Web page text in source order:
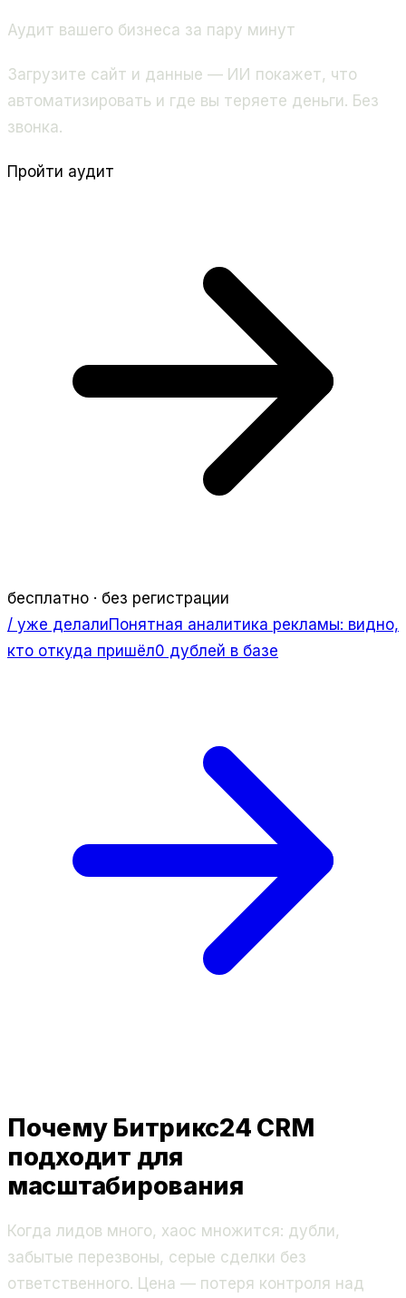
Аудит вашего бизнеса за пару минут
Загрузите сайт и данные — ИИ покажет, что
автоматизировать и где вы теряете деньги. Без
звонка.
Пройти аудит
бесплатно · без регистрации
/ уже делалиПонятная аналитика рекламы: видно,
кто откуда пришёл0 дублей в базе
Почему Битрикс24 CRM
подходит для
масштабирования
Когда лидов много, хаос множится: дубли,
забытые перезвоны, серые сделки без
ответственного. Цена — потеря контроля над